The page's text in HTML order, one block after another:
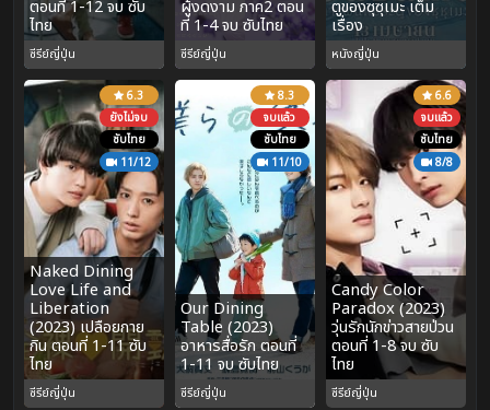
ตอนที่ 1-12 จบ ซับ
ไทย
ซีรีย์ญี่ปุ่น
ผู้งดงาม ภาค2 ตอน
ที่ 1-4 จบ ซับไทย
ซีรีย์ญี่ปุ่น
ตูของซุซุเมะ เต็ม
เรื่อง
หนังญี่ปุ่น
6.3
ยังไม่จบ
ซับไทย
11/12
Naked Dining
Love Life and
Liberation
(2023) เปลือยกาย
กิน ตอนที่ 1-11 ซับ
ไทย
ซีรีย์ญี่ปุ่น
8.3
จบแล้ว
ซับไทย
11/10
Our Dining
Table (2023)
อาหารสื่อรัก ตอนที่
1-11 จบ ซับไทย
ซีรีย์ญี่ปุ่น
6.6
จบแล้ว
ซับไทย
8/8
Candy Color
Paradox (2023)
วุ่นรักนักข่าวสายป่วน
ตอนที่ 1-8 จบ ซับ
ไทย
ซีรีย์ญี่ปุ่น